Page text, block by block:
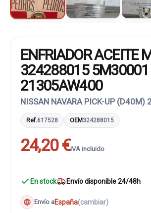
ENFRIADOR ACEITE
324288015 5M30001
21305AW400
NISSAN NAVARA PICK-UP (D40M)
Ref.617528 OEM324288015
24,20 €IVA incluido
En stock Envío disponible 24/48h
Envío aEspaña(cambiar)